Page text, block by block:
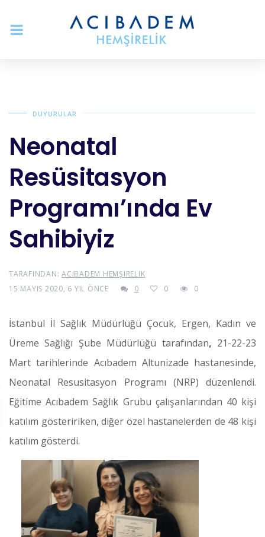
DUYURULAR
Neonatal
Resüsitasyon
Programı’ında Ev
Sahibiyiz
TARAFINDAN: ACIBADEM HEMŞIRELIK
15 MAYIS 2020, 6 YIL ÖNCE
0 0 0
İstanbul İl Sağlık Müdürlüğü Çocuk, Ergen, Kadın ve
Üreme Sağlığı Şube Müdürlüğü tarafından, 21-22-23
Mart tarihlerinde Acıbadem Altunizade hastanesinde,
Neonatal Resusitasyon Programı (NRP) düzenlendi.
Eğitime Acıbadem Sağlık Grubu çalışanlarından 40 kişi
katılım gösteririken, diğer özel hastanelerden de 48 kişi
katılım gösterdi.